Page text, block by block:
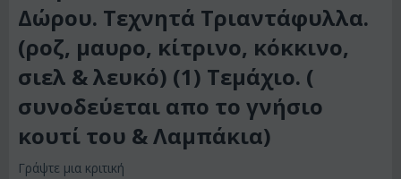
Δώρου. Τεχνητά Τριαντάφυλλα.
(ροζ, μαυρο, κίτρινο, κόκκινο,
σιελ & λευκό) (1) Τεμάχιο. (
συνοδεύεται απο το γνήσιο
κουτί του & Λαμπάκια)
Γράψτε μια κριτική